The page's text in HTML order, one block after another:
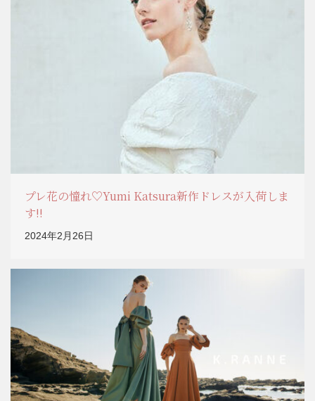
プレ花の憧れ♡Yumi Katsura新作ドレスが入荷しま
す!!
2024年2月26日